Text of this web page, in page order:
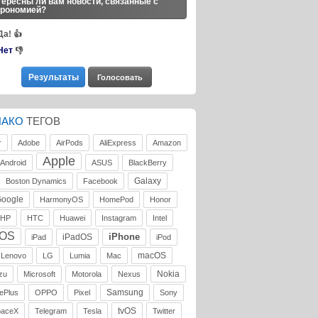
👍
👎
ТЕГОВ
Adobe AirPods AliExpress Amazon
Android Apple ASUS BlackBerry
Boston Dynamics Facebook
Galaxy
HarmonyOS HomePod Honor
HP HTC Huawei Instagram Intel
iPad iPadOS iPhone iPod
Lenovo LG Lumia Mac macOS
Microsoft Motorola Nexus Nokia
OPPO Pixel Samsung Sony
Telegram Tesla tvOS Twitter